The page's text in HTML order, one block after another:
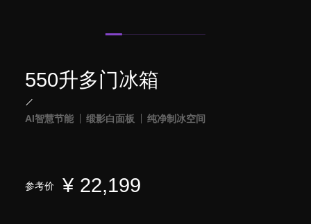
550升多门冰箱
AI智慧节能 缎影白面板 纯净制冰空间
参考价 ¥ 22,199